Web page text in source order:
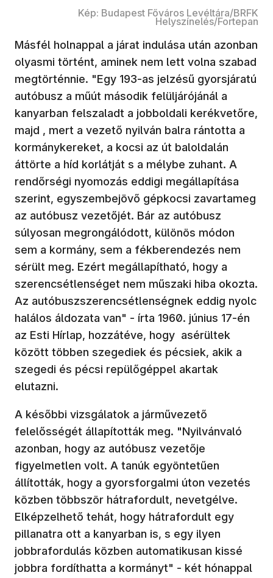
Kép: Budapest Főváros Levéltára/BRFK
Helyszínelés/Fortepan
Másfél holnappal a járat indulása után azonban
olyasmi történt, aminek nem lett volna szabad
megtörténnie. "Egy 193-as jelzésű gyorsjáratú
autóbusz a műút második felüljárójánál a
kanyarban felszaladt a jobboldali kerékvetőre,
majd , mert a vezető nyilván balra rántotta a
kormánykereket, a kocsi az út baloldalán
áttörte a híd korlátját s a mélybe zuhant. A
rendőrségi nyomozás eddigi megállapítása
szerint, egyszembejövő gépkocsi zavartameg
az autóbusz vezetőjét. Bár az autóbusz
súlyosan megrongálódott, különös módon
sem a kormány, sem a fékberendezés nem
sérült meg. Ezért megállapítható, hogy a
szerencsétlenséget nem műszaki hiba okozta.
Az autóbuszszerencsétlenségnek eddig nyolc
halálos áldozata van" - írta 1960. június 17-én
az Esti Hírlap, hozzátéve, hogy asérültek
között többen szegediek és pécsiek, akik a
szegedi és pécsi repülőgéppel akartak
elutazni.
A későbbi vizsgálatok a járművezető
felelősségét állapították meg. "Nyilvánvaló
azonban, hogy az autóbusz vezetője
figyelmetlen volt. A tanúk egyöntetűen
állították, hogy a gyorsforgalmi úton vezetés
közben többször hátrafordult, nevetgélve.
Elképzelhető tehát, hogy hátrafordult egy
pillanatra ott a kanyarban is, s egy ilyen
jobbrafordulás közben automatikusan kissé
jobbra fordíthatta a kormányt" - két hónappal